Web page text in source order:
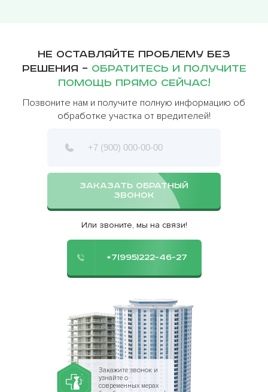
Не оставляйте проблему без
решения – обратитесь и получите
помощь прямо сейчас!
Позвоните нам и получите полную информацию об
обработке участка от вредителей!
ЗАКАЗАТЬ ОБРАТНЫЙ
ЗВОНОК
Или звоните, мы на связи!
+7(995)222-46-27
Закажите звонок и
узнайте о
современных мерах